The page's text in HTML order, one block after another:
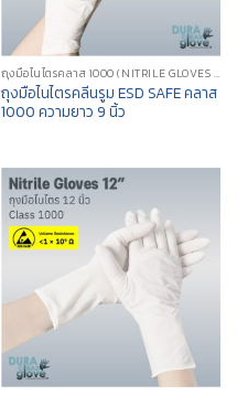
ถุงมือไนไตรคลาส 1000 (NITRILE GLOVES CLASS 1000)
ถุงมือไนไตรคลีนรูม ESD SAFE คลาส
1000 ความยาว 9 นิ้ว